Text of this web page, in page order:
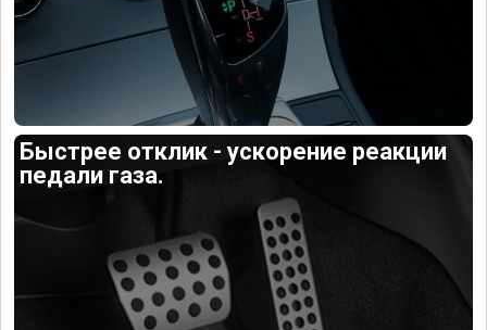
Быстрее отклик - ускорение реакции
педали газа.